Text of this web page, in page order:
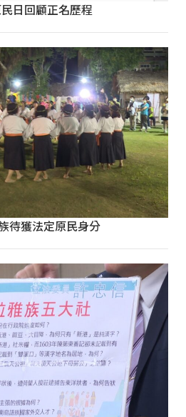
日回顧正名歷程
待獲法定原民身分